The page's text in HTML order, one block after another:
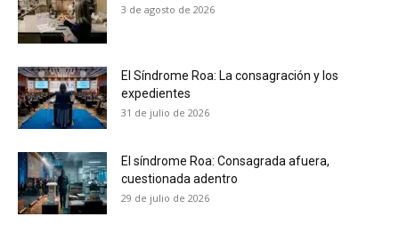
No te pierdas de las
últimas noticias
3 de agosto de 2026
El Síndrome Roa: La consagración y los
expedientes
31 de julio de 2026
El síndrome Roa: Consagrada afuera,
cuestionada adentro
29 de julio de 2026